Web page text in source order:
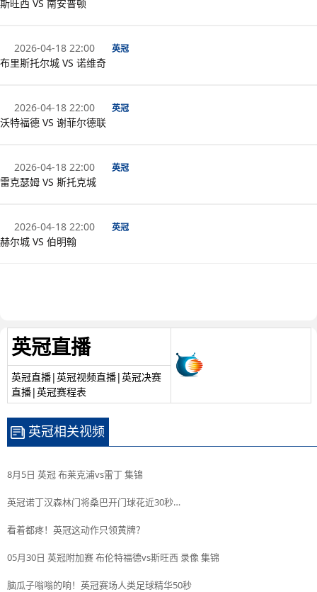
斯旺西 VS 南安普顿
2026-04-18 22:00 英冠
布里斯托尔城 VS 诺维奇
2026-04-18 22:00 英冠
沃特福德 VS 谢菲尔德联
2026-04-18 22:00 英冠
雷克瑟姆 VS 斯托克城
2026-04-18 22:00 英冠
赫尔城 VS 伯明翰
英冠直播
英冠直播|英冠视频直播|英冠决赛
直播|英冠赛程表
英冠相关视频
8月5日 英冠 布莱克浦vs雷丁 集锦
英冠诺丁汉森林门将桑巴开门球花近30秒…
看着都疼！英冠这动作只领黄牌？
05月30日 英冠附加赛 布伦特福德vs斯旺西 录像 集锦
脑瓜子嗡嗡的响！英冠赛场人类足球精华50秒